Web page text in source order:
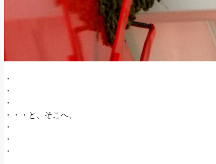
・
・
・
・・・と、そこへ、
・
・
・